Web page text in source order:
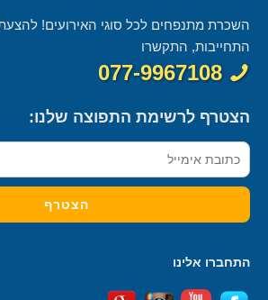
השכרת מתנפחים לכל סוגי האירועים!
התחייבות, התקשרו
077-9967108
הצטרף לרשימת התפוצה שלנו:
התחברו אלינו